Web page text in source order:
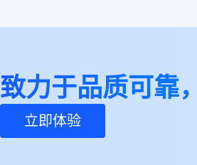
致力于品质可靠
立即体验